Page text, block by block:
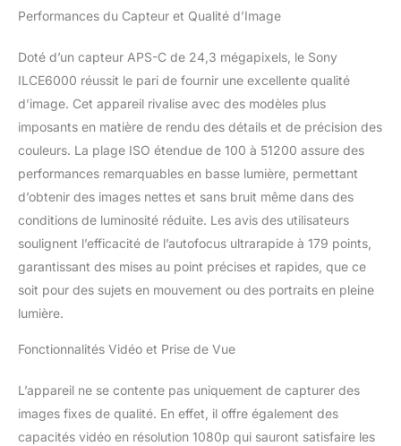
Performances du Capteur et Qualité d’Image
Doté d’un capteur APS-C de 24,3 mégapixels, le Sony
ILCE6000 réussit le pari de fournir une excellente qualité
d’image. Cet appareil rivalise avec des modèles plus
imposants en matière de rendu des détails et de précision des
couleurs. La plage ISO étendue de 100 à 51200 assure des
performances remarquables en basse lumière, permettant
d’obtenir des images nettes et sans bruit même dans des
conditions de luminosité réduite. Les avis des utilisateurs
soulignent l’efficacité de l’autofocus ultrarapide à 179 points,
garantissant des mises au point précises et rapides, que ce
soit pour des sujets en mouvement ou des portraits en pleine
lumière.
Fonctionnalités Vidéo et Prise de Vue
L’appareil ne se contente pas uniquement de capturer des
images fixes de qualité. En effet, il offre également des
capacités vidéo en résolution 1080p qui sauront satisfaire les